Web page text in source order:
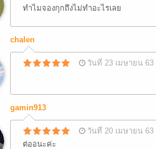
ทำไมจองกุกถึงไม่ทำอะไรเลย
chalen
วันที่ 23 เมษายน 63
gamin913
วันที่ 20 เมษายน 63
ต่ออนะค่ะ